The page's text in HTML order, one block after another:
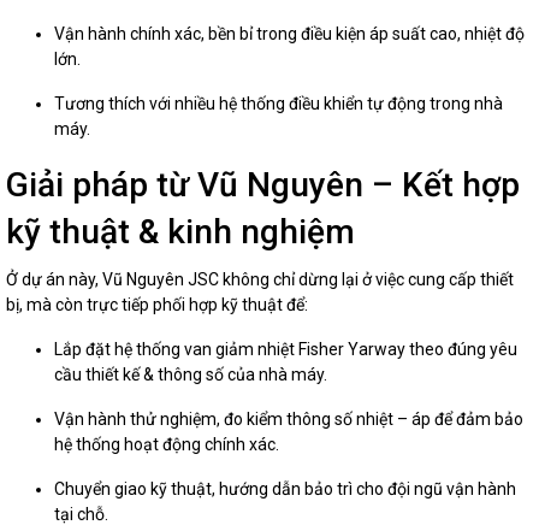
Vận hành chính xác, bền bỉ trong điều kiện áp suất cao, nhiệt độ
lớn.
Tương thích với nhiều hệ thống điều khiển tự động trong nhà
máy.
Giải pháp từ Vũ Nguyên – Kết hợp
kỹ thuật & kinh nghiệm
Ở dự án này, Vũ Nguyên JSC không chỉ dừng lại ở việc cung cấp thiết
bị, mà còn trực tiếp phối hợp kỹ thuật để:
Lắp đặt hệ thống van giảm nhiệt Fisher Yarway theo đúng yêu
cầu thiết kế & thông số của nhà máy.
Vận hành thử nghiệm, đo kiểm thông số nhiệt – áp để đảm bảo
hệ thống hoạt động chính xác.
Chuyển giao kỹ thuật, hướng dẫn bảo trì cho đội ngũ vận hành
tại chỗ.